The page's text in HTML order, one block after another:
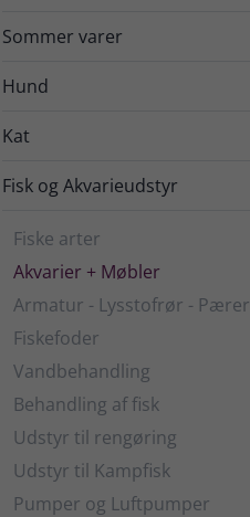
Sommer varer
Hund
Kat
Fisk og Akvarieudstyr
Fiske arter
Akvarier + Møbler
Armatur - Lysstofrør - Pærer
Fiskefoder
Vandbehandling
Behandling af fisk
Udstyr til rengøring
Udstyr til Kampfisk
Pumper og Luftpumper